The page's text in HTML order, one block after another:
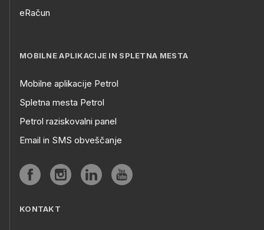
eRačun
MOBILNE APLIKACIJE IN SPLETNA MESTA
Mobilne aplikacije Petrol
Spletna mesta Petrol
Petrol raziskovalni panel
Email in SMS obveščanje
KONTAKT